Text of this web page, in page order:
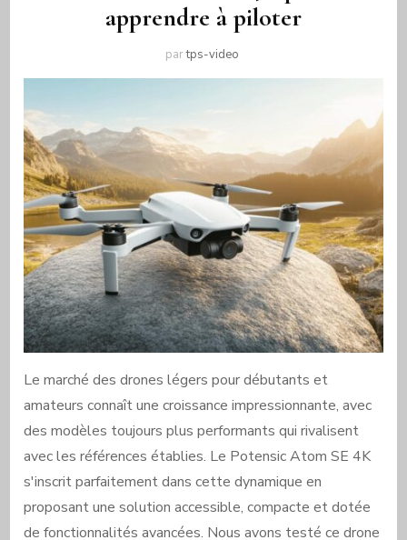
apprendre à piloter
partps-video
Le marché des drones légers pour débutants et
amateurs connaît une croissance impressionnante, avec
des modèles toujours plus performants qui rivalisent
avec les références établies. Le Potensic Atom SE 4K
s'inscrit parfaitement dans cette dynamique en
proposant une solution accessible, compacte et dotée
de fonctionnalités avancées. Nous avons testé ce drone